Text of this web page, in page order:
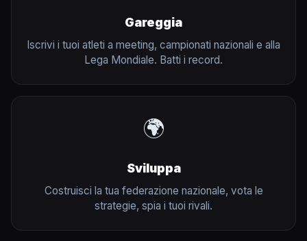
Gareggia
Iscrivi i tuoi atleti a meeting, campionati nazionali e alla
Lega Mondiale. Batti i record.
🌍
Sviluppa
Costruisci la tua federazione nazionale, vota le
strategie, spia i tuoi rivali.